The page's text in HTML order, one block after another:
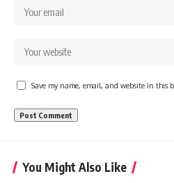
Save my name, email, and website in this
You Might Also Like